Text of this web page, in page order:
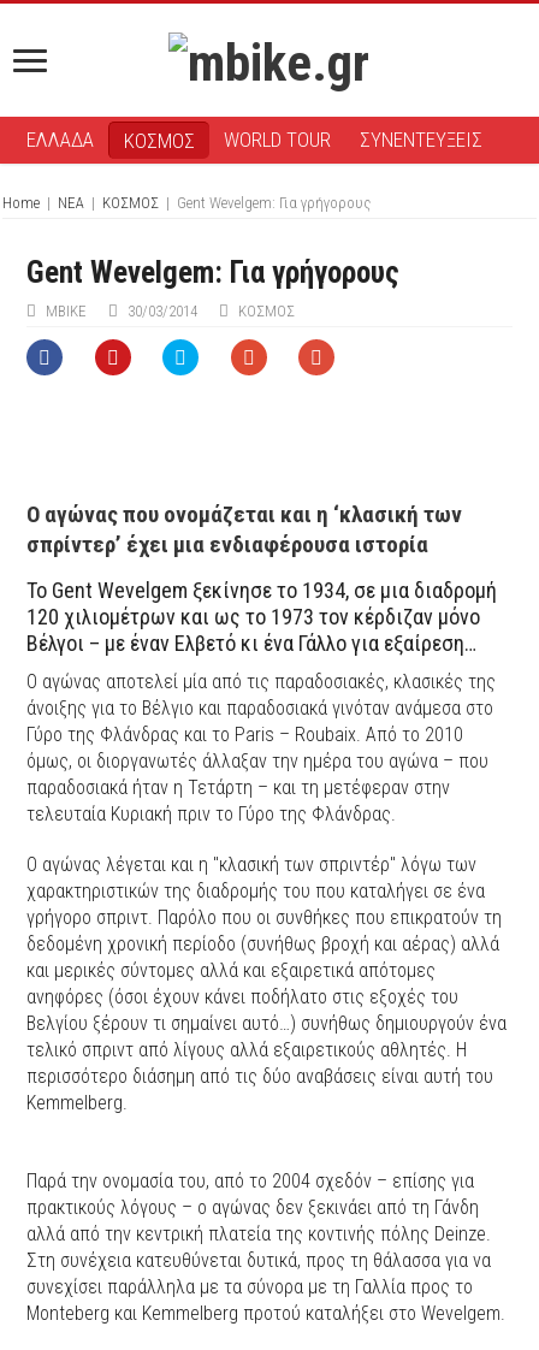
ΕΛΛΑΔΑ ΚΟΣΜΟΣ WORLD TOUR ΣΥΝΕΝΤΕΥΞΕΙΣ
Home | ΝΕΑ | ΚΟΣΜΟΣ | Gent Wevelgem: Για γρήγορους
Gent Wevelgem: Για γρήγορους
ΜΒIKE 30/03/2014 ΚΟΣΜΟΣ
Ο αγώνας που ονομάζεται και η ‘κλασική των
σπρίντερ’ έχει μια ενδιαφέρουσα ιστορία
Το Gent Wevelgem ξεκίνησε το 1934, σε μια διαδρομή
120 χιλιομέτρων και ως το 1973 τον κέρδιζαν μόνο
Βέλγοι – με έναν Ελβετό κι ένα Γάλλο για εξαίρεση…
Ο αγώνας αποτελεί μία από τις παραδοσιακές, κλασικές της
άνοιξης για το Βέλγιο και παραδοσιακά γινόταν ανάμεσα στο
Γύρο της Φλάνδρας και το Paris – Roubaix. Από το 2010
όμως, οι διοργανωτές άλλαξαν την ημέρα του αγώνα – που
παραδοσιακά ήταν η Τετάρτη – και τη μετέφεραν στην
τελευταία Κυριακή πριν το Γύρο της Φλάνδρας.
Ο αγώνας λέγεται και η "κλασική των σπριντέρ" λόγω των
χαρακτηριστικών της διαδρομής του που καταλήγει σε ένα
γρήγορο σπριντ. Παρόλο που οι συνθήκες που επικρατούν τη
δεδομένη χρονική περίοδο (συνήθως βροχή και αέρας) αλλά
και μερικές σύντομες αλλά και εξαιρετικά απότομες
ανηφόρες (όσοι έχουν κάνει ποδήλατο στις εξοχές του
Βελγίου ξέρουν τι σημαίνει αυτό…) συνήθως δημιουργούν ένα
τελικό σπριντ από λίγους αλλά εξαιρετικούς αθλητές. H
περισσότερο διάσημη από τις δύο αναβάσεις είναι αυτή του
Kemmelberg.
Παρά την ονομασία του, από το 2004 σχεδόν – επίσης για
πρακτικούς λόγους – ο αγώνας δεν ξεκινάει από τη Γάνδη
αλλά από την κεντρική πλατεία της κοντινής πόλης Deinze.
Στη συνέχεια κατευθύνεται δυτικά, προς τη θάλασσα για να
συνεχίσει παράλληλα με τα σύνορα με τη Γαλλία προς το
Monteberg και Kemmelberg προτού καταλήξει στο Wevelgem.